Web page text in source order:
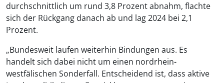
durchschnittlich um rund 3,8 Prozent abnahm, flachte
sich der Rückgang danach ab und lag 2024 bei 2,1
Prozent.
„Bundesweit laufen weiterhin Bindungen aus. Es
handelt sich dabei nicht um einen nordrhein-
westfälischen Sonderfall. Entscheidend ist, dass aktive